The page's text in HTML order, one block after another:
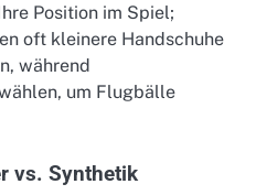
Position im Spiel;
oft kleinere Handschuhe
während
um Flugbälle
vs. Synthetik